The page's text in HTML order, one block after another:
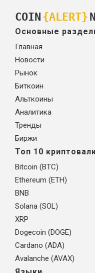
COIN {ALERT}
Основные
Главная
Новости
Рынок
Биткоин
Альткоины
Аналитика
Тренды
Биржи
Топ 10
Bitcoin (BTC)
Ethereum (ETH)
BNB
Solana (SOL)
XRP
Dogecoin (DOGE)
Cardano (ADA)
Avalanche (AVAX)